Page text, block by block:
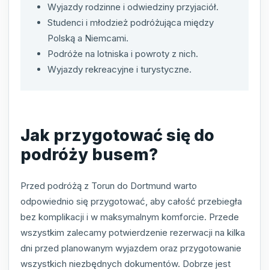
Wyjazdy rodzinne i odwiedziny przyjaciół.
Studenci i młodzież podróżująca między
Polską a Niemcami.
Podróże na lotniska i powroty z nich.
Wyjazdy rekreacyjne i turystyczne.
Jak przygotować się do
podróży busem?
Przed podróżą z Torun do Dortmund warto
odpowiednio się przygotować, aby całość przebiegła
bez komplikacji i w maksymalnym komforcie. Przede
wszystkim zalecamy potwierdzenie rezerwacji na kilka
dni przed planowanym wyjazdem oraz przygotowanie
wszystkich niezbędnych dokumentów. Dobrze jest